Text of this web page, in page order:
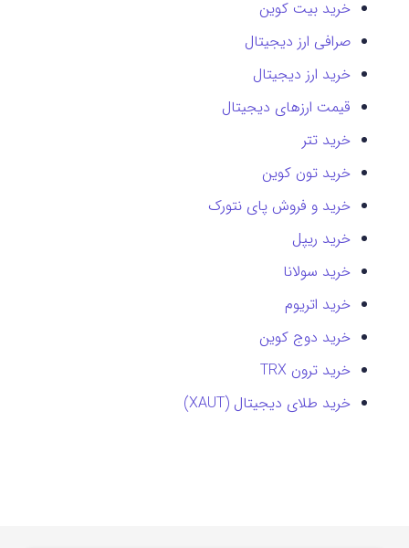
خرید بیت کوین
صرافی ارز دیجیتال
خرید ارز دیجیتال
قیمت ارزهای دیجیتال
خرید تتر
خرید تون کوین
خرید و فروش پای نتورک
خرید ریپل
خرید سولانا
خرید اتریوم
خرید دوج کوین
خرید ترون TRX
خرید طلای دیجیتال (XAUT)